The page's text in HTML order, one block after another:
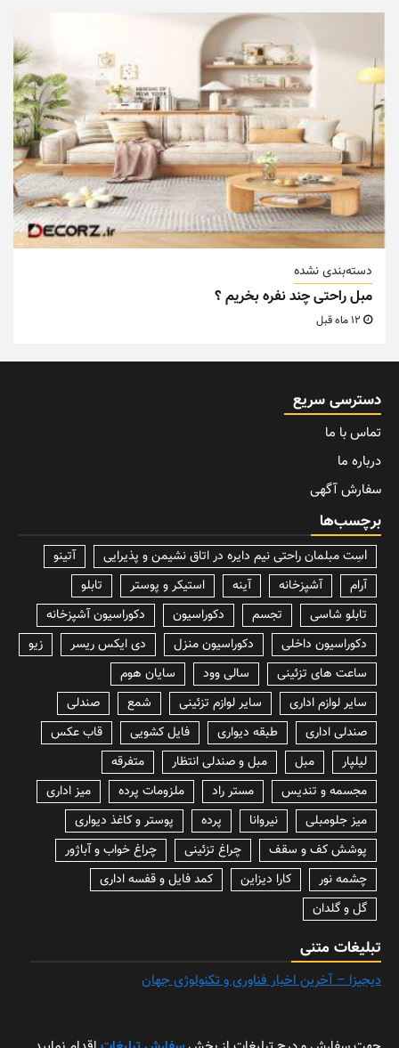
دسته‌بندی نشده
مبل راحتی چند نفره بخریم ؟
دسترسی سریع
تماس با ما
درباره ما
سفارش آگهی
برچسب‌ها
lسِت مبلمان راحتی نیم دایره در اتاق نشیمن و پذیرایی
آتینو
آرام
آشپزخانه آینه استیکر و پوستر
تابلو
تابلو شاسی
تجسم دکوراسیون
دکوراسیون آشپزخانه
دکوراسیون داخلی
دکوراسیون منزل دی ایکس ریسر
زیو
ساعت های تزئینی
سالی وود
سایان هوم
سایر لوازم اداری
سایر لوازم تزئینی شمع
صندلی
صندلی اداری
طبقه دیواری فایل کشویی
قاب عکس
لیلپار
مبل مبل و صندلی انتظار
متفرقه
مجسمه و تندیس
مستر راد ملزومات پرده
میز اداری
میز جلومبلی
نیروانا پرده
پوستر و کاغذ دیواری
پوشش کف و سقف
چراغ تزئینی
چراغ خواب و آباژور
چشمه نور
کارا دیزاین
کمد فایل و قفسه اداری
گل و گلدان
تبلیغات متنی
دیجیزا – آخرین اخبار فناوری و تکنولوژی جهان